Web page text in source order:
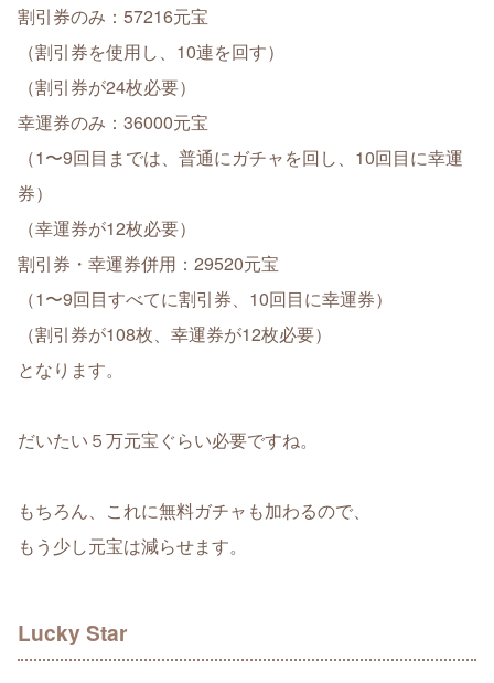
割引券のみ：57216元宝
（割引券を使用し、10連を回す）
（割引券が24枚必要）
幸運券のみ：36000元宝
（1〜9回目までは、普通にガチャを回し、10回目に幸運
券）
（幸運券が12枚必要）
割引券・幸運券併用：29520元宝
（1〜9回目すべてに割引券、10回目に幸運券）
（割引券が108枚、幸運券が12枚必要）
となります。
だいたい５万元宝ぐらい必要ですね。
もちろん、これに無料ガチャも加わるので、
もう少し元宝は減らせます。
Lucky Star